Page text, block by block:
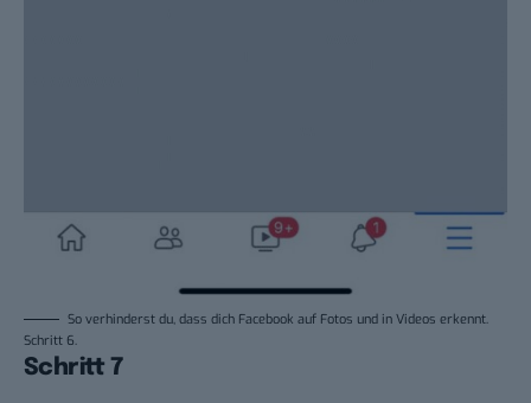
So verhinderst du, dass dich Facebook auf Fotos und in Videos erkennt.
Schritt 6.
Schritt 7